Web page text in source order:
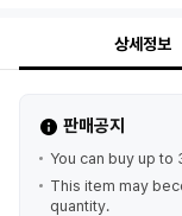
상세정보
판매공지
You can buy up to
This item may
quantity.